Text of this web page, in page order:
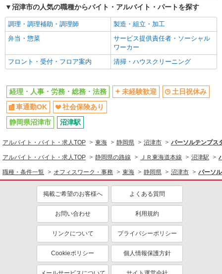
沼津市の人気の職種からバイト・アルバイト・パートを探す
調理・調理補助・調理師
製造・組立・加工
弁当・惣菜
サービス提供責任者・ソーシャル
ワーカー
フロント・受付・フロア案内
清掃・ハウスクリーニング
経理・人事・労務・総務・法務 未経験歓迎
土日祝休み
車通勤OK
社会保険あり
静岡県沼津市
沼津駅
アルバイト・バイト・求人TOP 東海 静岡県 沼津市 パーソルテンプス
アルバイト・バイト・求人TOP 静岡県の路線 ＪＲ東海道本線 沼津駅
職種・条件一覧 オフィスワーク・事務 東海 静岡県 沼津市 パーソ
掲載ご希望のお客様へ よくある質問
お問い合わせ 利用規約
リンクについて プライバシーポリシー
Cookieポリシー 個人情報保護方針